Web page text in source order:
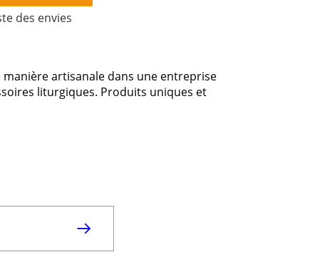
des envies
artisanale dans une entreprise
liturgiques. Produits uniques et